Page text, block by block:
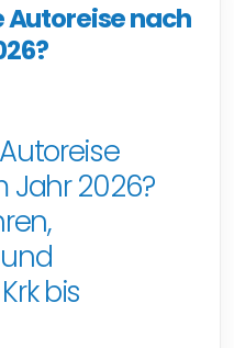
Autoreise nach
Jahr 2026?
bis